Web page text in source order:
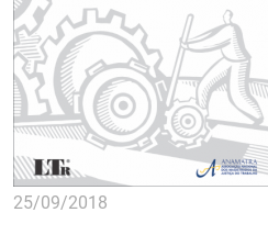
25/09/2018